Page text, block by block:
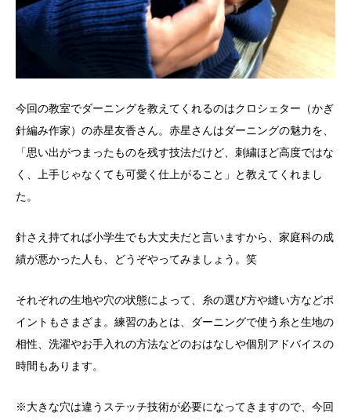
今回の教室でダーニングを教えてくれるのはクロシェター（かぎ
針編み作家）の赤星友香さん。赤星さんはダーニングの魅力を、
「思い出がつまったものを残す技法だけど、刺繍ほど高度ではな
く、上手じゃなくても可愛く仕上がること」と教えてくれまし
た。
針さえ持てれば小学生でも大丈夫だと言いますから、家庭科の成
績が悪かった人も、どうぞやってみましょう。笑
それぞれの生地や穴の状態によって、糸の選び方や縫い方などポ
イントもさまざま。練習のあとは、ダーニングで使う糸と生地の
相性、洗濯やお手入れの方法などのおはなしや個別アドバイスの
時間もあります。
※大きな穴は違うステッチ技術が必要になってきますので、今回